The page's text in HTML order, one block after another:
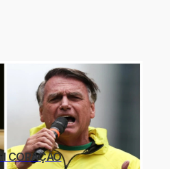
CORAÇÃO